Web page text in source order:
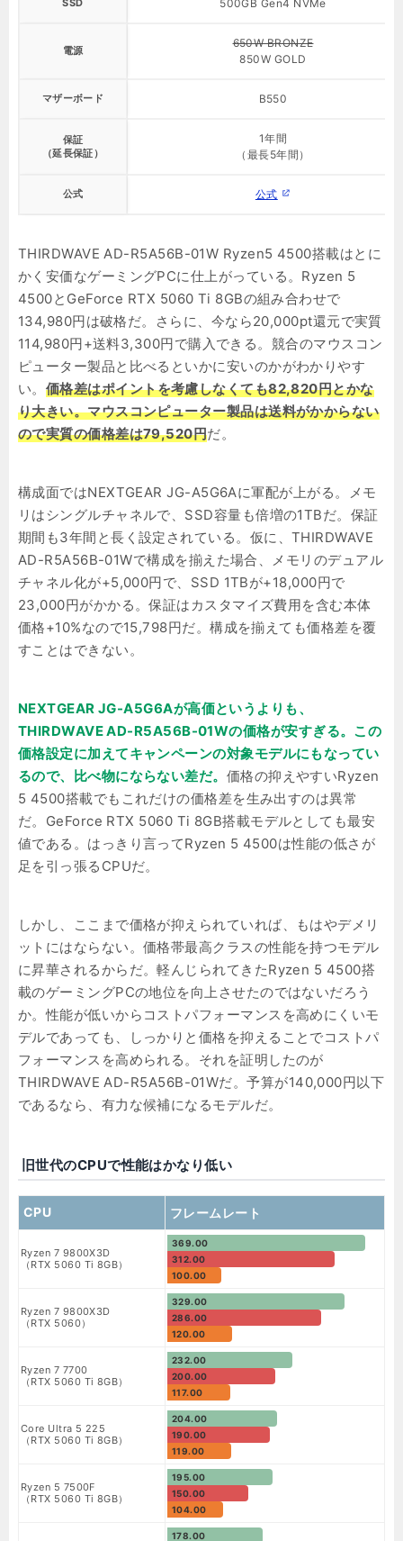
SSD 500GB Gen4 NVMe
電源
650W BRONZE
850W GOLD
マザーボード B550
保証
（延長保証）
1年間
（最長5年間）
公式 公式
THIRDWAVE AD-R5A56B-01W Ryzen5 4500搭載はとに
かく安価なゲーミングPCに仕上がっている。Ryzen 5
4500とGeForce RTX 5060 Ti 8GBの組み合わせで
134,980円は破格だ。さらに、今なら20,000pt還元で実質
114,980円+送料3,300円で購入できる。競合のマウスコン
ピューター製品と比べるといかに安いのかがわかりやす
い。 価格差はポイントを考慮しなくても82,820円とかな
り大きい。マウスコンピューター製品は送料がかからない
ので実質の価格差は79,520円だ。
構成面ではNEXTGEAR JG-A5G6Aに軍配が上がる。メモ
リはシングルチャネルで、SSD容量も倍増の1TBだ。保証
期間も3年間と長く設定されている。仮に、THIRDWAVE
AD-R5A56B-01Wで構成を揃えた場合、メモリのデュアル
チャネル化が+5,000円で、SSD 1TBが+18,000円で
23,000円がかかる。保証はカスタマイズ費用を含む本体
価格+10%なので15,798円だ。構成を揃えても価格差を覆
すことはできない。
NEXTGEAR JG-A5G6Aが高価というよりも、
THIRDWAVE AD-R5A56B-01Wの価格が安すぎる。この
価格設定に加えてキャンペーンの対象モデルにもなってい
るので、比べ物にならない差だ。 価格の抑えやすいRyzen
5 4500搭載でもこれだけの価格差を生み出すのは異常
だ。GeForce RTX 5060 Ti 8GB搭載モデルとしても最安
値である。はっきり言ってRyzen 5 4500は性能の低さが
足を引っ張るCPUだ。
しかし、ここまで価格が抑えられていれば、もはやデメリ
ットにはならない。価格帯最高クラスの性能を持つモデル
に昇華されるからだ。軽んじられてきたRyzen 5 4500搭
載のゲーミングPCの地位を向上させたのではないだろう
か。性能が低いからコストパフォーマンスを高めにくいモ
デルであっても、しっかりと価格を抑えることでコストパ
フォーマンスを高められる。それを証明したのが
THIRDWAVE AD-R5A56B-01Wだ。予算が140,000円以下
であるなら、有力な候補になるモデルだ。
旧世代のCPUで性能はかなり低い
CPU フレームレート
Ryzen 7 9800X3D
（RTX 5060 Ti 8GB）
369.00
312.00
100.00
Ryzen 7 9800X3D
（RTX 5060）
329.00
286.00
120.00
Ryzen 7 7700
（RTX 5060 Ti 8GB）
232.00
200.00
117.00
Core Ultra 5 225
（RTX 5060 Ti 8GB）
204.00
190.00
119.00
Ryzen 5 7500F
（RTX 5060 Ti 8GB）
195.00
150.00
104.00
178.00